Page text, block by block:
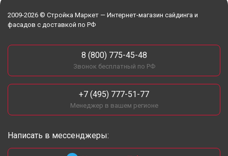
2009-2026 © Стройка Маркет — Интернет-магазин сайдинга и
фасадов с доставкой по РФ
8 (800) 775-45-48
Звонок бесплатный по РФ
+7 (495) 777-51-77
Менеджер в вашем регионе
Написать в мессенджеры: